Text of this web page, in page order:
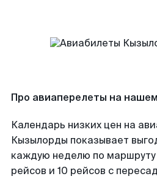
Про авиаперелеты на
Календарь низких цен на
Кызылорды показывает
каждую неделю по
рейсов и 10 рейсов с